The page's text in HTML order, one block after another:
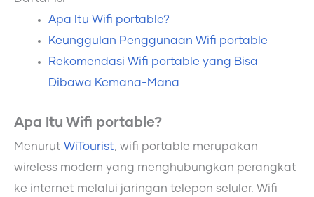
Apa Itu Wifi portable?
Keunggulan Penggunaan Wifi portable
Rekomendasi Wifi portable yang Bisa
Dibawa Kemana-Mana
Apa Itu Wifi portable?
Menurut WiTourist, wifi portable merupakan
wireless modem yang menghubungkan perangkat
ke internet melalui jaringan telepon seluler. Wifi